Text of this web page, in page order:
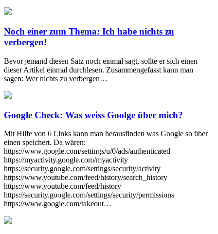
Noch einer zum Thema: Ich habe nichts zu
verbergen!
Bevor jemand diesen Satz noch einmal sagt, sollte er sich einen
dieser Artikel einmal durchlesen. Zusammengefasst kann man
sagen: Wer nichts zu verbergen…
Google Check: Was weiss Goolge über mich?
Mit Hilfe von 6 Links kann man herausfinden was Google so über
einen speichert. Da wären:
https://www.google.com/settings/u/0/ads/authenticated
https://myactivity.google.com/myactivity
https://security.google.com/settings/security/activity
https://www.youtube.com/feed/history/search_history
https://www.youtube.com/feed/history
https://security.google.com/settings/security/permissions
https://www.google.com/takeout…